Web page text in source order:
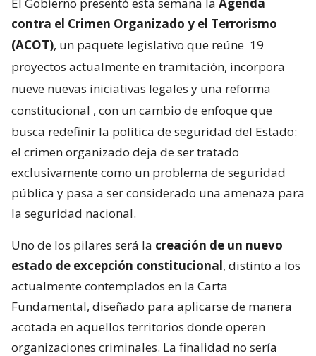
contra el Crimen Organizado y el Terrorismo
(ACOT), un paquete legislativo que reúne 19
proyectos actualmente en tramitación, incorpora
nueve nuevas iniciativas legales y una reforma
constitucional , con un cambio de enfoque que
busca redefinir la política de seguridad del Estado:
el crimen organizado deja de ser tratado
exclusivamente como un problema de seguridad
pública y pasa a ser considerado una amenaza para
la seguridad nacional.
Uno de los pilares será la creación de un nuevo
estado de excepción constitucional, distinto a los
actualmente contemplados en la Carta
Fundamental, diseñado para aplicarse de manera
acotada en aquellos territorios donde operen
organizaciones criminales. La finalidad no sería